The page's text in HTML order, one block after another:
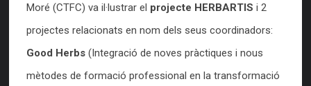
Moré (CTFC) va il·lustrar el projecte HERBARTIS i 2
projectes relacionats en nom dels seus coordinadors:
Good Herbs (Integració de noves pràctiques i nous
mètodes de formació professional en la transformació